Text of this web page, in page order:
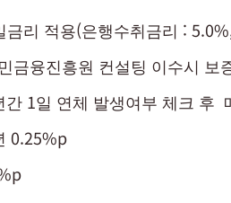
금리 적용(은행수취금리 :
금융진흥원 컨설팅 이수시 보
간 1일 연체 발생여부 체크 후
0.25%p